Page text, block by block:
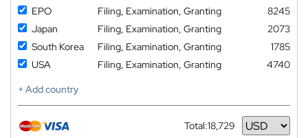
EPO
Filing, Examination, Granting
8245
Japan
Filing, Examination, Granting
2073
South Korea
Filing, Examination, Granting
1785
USA
Filing, Examination, Granting
4740
+ Add country
Total:18,729
Currency